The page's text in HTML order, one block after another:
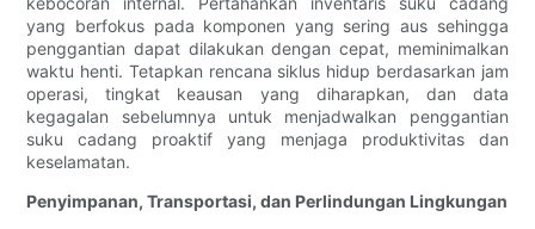
yang berfokus pada komponen yang sering aus sehingga
penggantian dapat dilakukan dengan cepat, meminimalkan
waktu henti. Tetapkan rencana siklus hidup berdasarkan jam
operasi, tingkat keausan yang diharapkan, dan data
kegagalan sebelumnya untuk menjadwalkan penggantian
suku cadang proaktif yang menjaga produktivitas dan
keselamatan.
Penyimpanan, Transportasi, dan Perlindungan Lingkungan